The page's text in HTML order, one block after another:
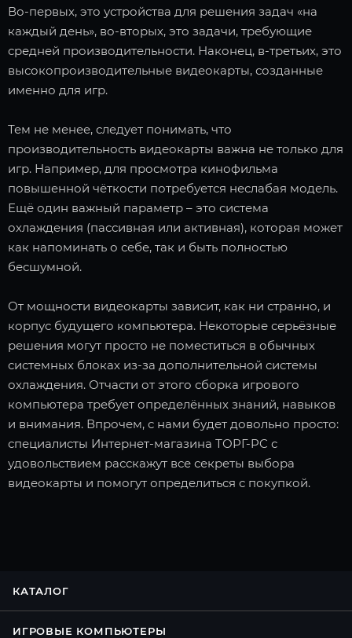
Во-первых, это устройства для решения задач «на
каждый день», во-вторых, это задачи, требующие
средней производительности. Наконец, в-третьих, это
высокопроизводительные видеокарты, созданные
именно для игр.
Тем не менее, следует понимать, что
производительность видеокарты важна не только для
игр. Например, для просмотра кинофильма
повышенной чёткости потребуется неслабая модель.
Ещё один важный параметр – это система
охлаждения (пассивная или активная), которая может
как напоминать о себе, так и быть полностью
бесшумной.
От мощности видеокарты зависит, как ни странно, и
корпус будущего компьютера. Некоторые серьёзные
решения могут просто не поместиться в обычных
системных блоках из-за дополнительной системы
охлаждения. Отчасти от этого сборка игрового
компьютера требует определённых знаний, навыков
и внимания. Впрочем, с нами будет довольно просто:
специалисты Интернет-магазина ТОРГ-PC с
удовольствием расскажут все секреты выбора
видеокарты и помогут определиться с покупкой.
КАТАЛОГ
ИГРОВЫЕ КОМПЬЮТЕРЫ